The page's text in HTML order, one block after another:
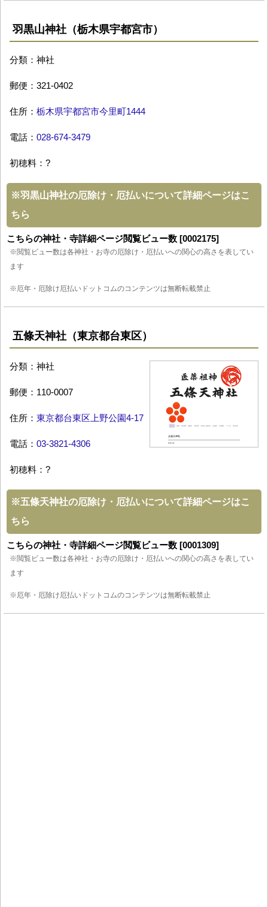
羽黒山神社（栃木県宇都宮市）
分類：神社
郵便：321-0402
住所： 栃木県宇都宮市今里町1444
電話： 028-674-3479
初穂料：?
※羽黒山神社の厄除け・厄払いについて詳細ページはこ
ちら
こちらの神社・寺詳細ページ閲覧ビュー数 [0002175]
※閲覧ビュー数は各神社・お寺の厄除け・厄払いへの関心の高さを表してい
ます
※厄年・厄除け厄払いドットコムのコンテンツは無断転載禁止
五條天神社（東京都台東区）
分類：神社
郵便：110-0007
住所： 東京都台東区上野公園4-17
電話： 03-3821-4306
初穂料：?
※五條天神社の厄除け・厄払いについて詳細ページはこ
ちら
こちらの神社・寺詳細ページ閲覧ビュー数 [0001309]
※閲覧ビュー数は各神社・お寺の厄除け・厄払いへの関心の高さを表してい
ます
※厄年・厄除け厄払いドットコムのコンテンツは無断転載禁止